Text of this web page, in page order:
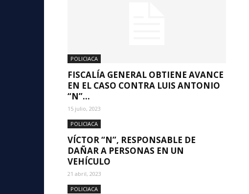
POLICIACA
FISCALÍA GENERAL OBTIENE AVANCE
EN EL CASO CONTRA LUIS ANTONIO
“N”...
15 julio, 2023
POLICIACA
VÍCTOR “N”, RESPONSABLE DE
DAÑAR A PERSONAS EN UN
VEHÍCULO
21 abril, 2023
POLICIACA